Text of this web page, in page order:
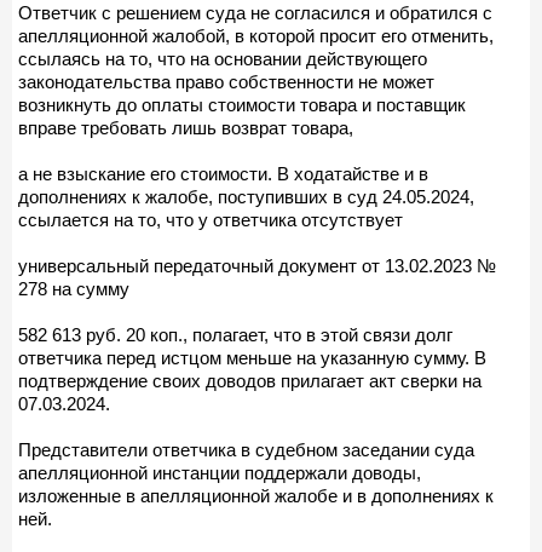
Ответчик с решением суда не согласился и обратился с
апелляционной жалобой, в которой просит его отменить,
ссылаясь на то, что на основании действующего
законодательства право собственности не может
возникнуть до оплаты стоимости товара и поставщик
вправе требовать лишь возврат товара,
а не взыскание его стоимости. В ходатайстве и в
дополнениях к жалобе, поступивших в суд 24.05.2024,
ссылается на то, что у ответчика отсутствует
универсальный передаточный документ от 13.02.2023 №
278 на сумму
582 613 руб. 20 коп., полагает, что в этой связи долг
ответчика перед истцом меньше на указанную сумму. В
подтверждение своих доводов прилагает акт сверки на
07.03.2024.
Представители ответчика в судебном заседании суда
апелляционной инстанции поддержали доводы,
изложенные в апелляционной жалобе и в дополнениях к
ней.